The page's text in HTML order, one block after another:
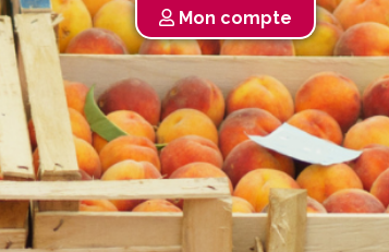
Mon compte